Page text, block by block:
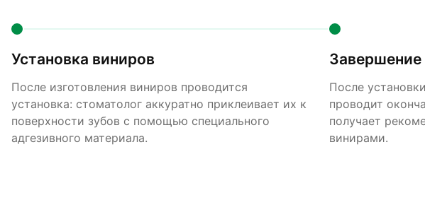
Установка виниров
После изготовления виниров проводится
установка: стоматолог аккуратно приклеивает их к
поверхности зубов с помощью специального
адгезивного материала.
После
проводит
получает
винирами.